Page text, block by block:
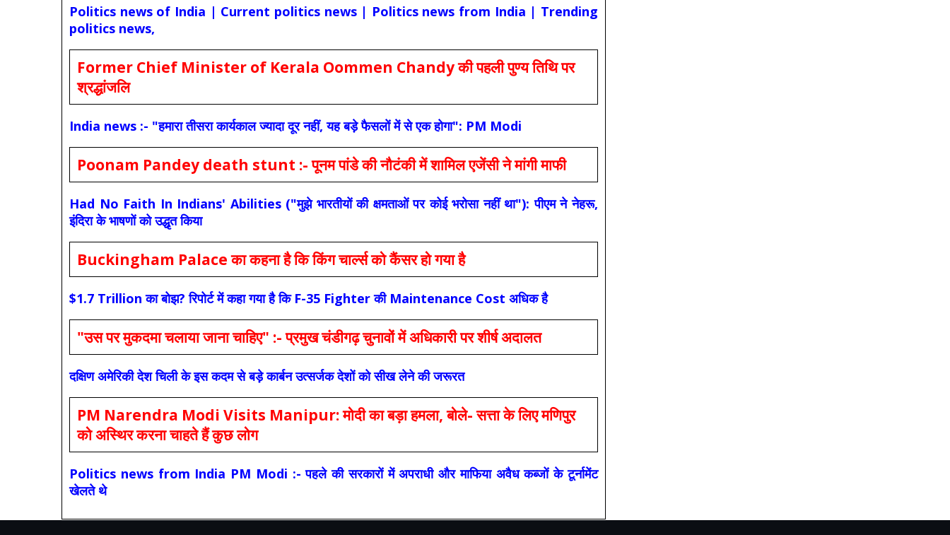
Politics news of India | Current politics news | Politics news from India | Trending
politics news,
Former Chief Minister of Kerala Oommen Chandy की पहली पुण्य तिथि पर
श्रद्धांजलि
India news :- "हमारा तीसरा कार्यकाल ज्यादा दूर नहीं, यह बड़े फैसलों में से एक होगा": PM Modi
Poonam Pandey death stunt :- पूनम पांडे की नौटंकी में शामिल एजेंसी ने मांगी माफी
Had No Faith In Indians' Abilities ("मुझे भारतीयों की क्षमताओं पर कोई भरोसा नहीं था"): पीएम ने नेहरू,
इंदिरा के भाषणों को उद्धृत किया
Buckingham Palace का कहना है कि किंग चार्ल्स को कैंसर हो गया है
$1.7 Trillion का बोझ? रिपोर्ट में कहा गया है कि F-35 Fighter की Maintenance Cost अधिक है
"उस पर मुकदमा चलाया जाना चाहिए" :- प्रमुख चंडीगढ़ चुनावों में अधिकारी पर शीर्ष अदालत
दक्षिण अमेरिकी देश चिली के इस कदम से बड़े कार्बन उत्सर्जक देशों को सीख लेने की जरूरत
PM Narendra Modi Visits Manipur: मोदी का बड़ा हमला, बोले- सत्ता के लिए मणिपुर
को अस्थिर करना चाहते हैं कुछ लोग
Politics news from India PM Modi :- पहले की सरकारों में अपराधी और माफिया अवैध कब्जों के टूर्नामेंट
खेलते थे